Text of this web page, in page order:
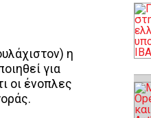
η
για
οι ένοπλες